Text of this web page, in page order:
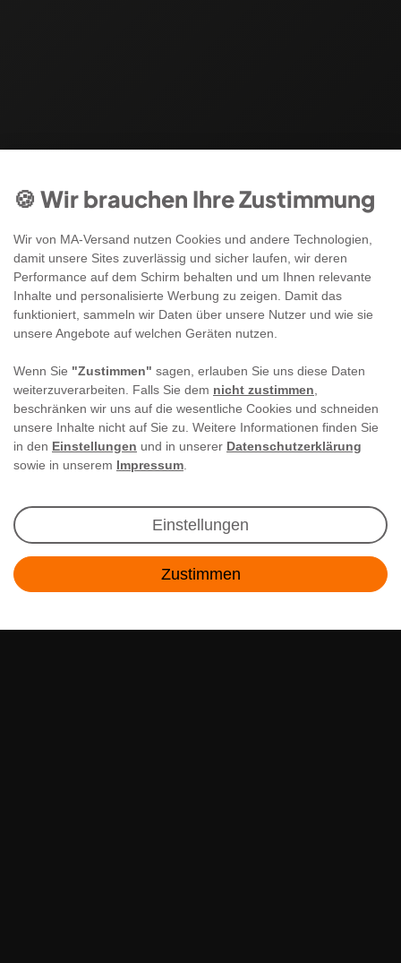
🍪 Wir brauchen Ihre Zustimmung
Wir von MA-Versand nutzen Cookies und andere Technologien,
damit unsere Sites zuverlässig und sicher laufen, wir deren
Performance auf dem Schirm behalten und um Ihnen relevante
Inhalte und personalisierte Werbung zu zeigen. Damit das
funktioniert, sammeln wir Daten über unsere Nutzer und wie sie
unsere Angebote auf welchen Geräten nutzen.
Wenn Sie "Zustimmen" sagen, erlauben Sie uns diese Daten
weiterzuverarbeiten. Falls Sie dem nicht zustimmen
beschränken wir uns auf die wesentliche Cookies und schneiden
unsere Inhalte nicht auf Sie zu. Weitere Informationen finden Sie
in den Einstellungen und in unserer Datenschutzerklärung
sowie in unserem Impressum
Einstellungen
Zustimmen
Newsletter Anmeldung
Angebote & Rabatte per E-Mail erhalten - Geld
sparen war noch nie so einfach!